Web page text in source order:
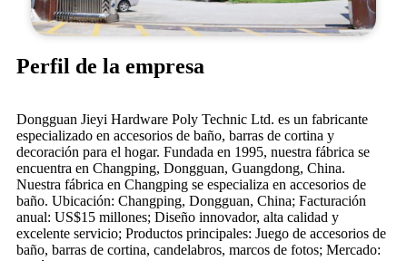
Perfil de la empresa
Dongguan Jieyi Hardware Poly Technic Ltd. es un fabricante
especializado en accesorios de baño, barras de cortina y
decoración para el hogar. Fundada en 1995, nuestra fábrica se
encuentra en Changping, Dongguan, Guangdong, China.
Nuestra fábrica en Changping se especializa en accesorios de
baño. Ubicación: Changping, Dongguan, China; Facturación
anual: US$15 millones; Diseño innovador, alta calidad y
excelente servicio; Productos principales: Juego de accesorios de
baño, barras de cortina, candelabros, marcos de fotos; Mercado: